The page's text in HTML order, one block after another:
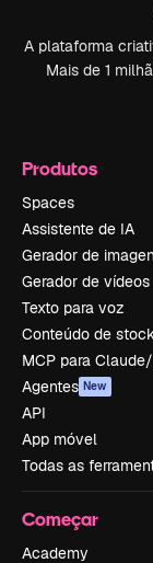
A plataforma
Mais de 1
Produtos
Spaces
Assistente de IA
Gerador de
Gerador de vídeos
Texto para voz
Conteúdo de
MCP para
Agentes New
API
App móvel
Todas as
Começar
Academy